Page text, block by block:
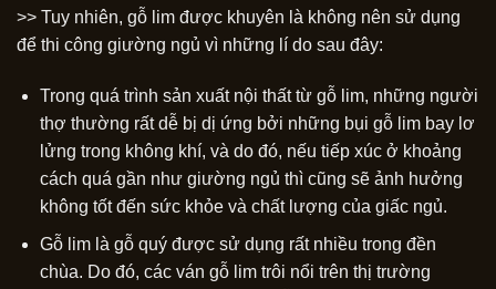
>> Tuy nhiên, gỗ lim được khuyên là không nên sử dụng
để thi công giường ngủ vì những lí do sau đây:
Trong quá trình sản xuất nội thất từ gỗ lim, những người
thợ thường rất dễ bị dị ứng bởi những bụi gỗ lim bay lơ
lửng trong không khí, và do đó, nếu tiếp xúc ở khoảng
cách quá gần như giường ngủ thì cũng sẽ ảnh hưởng
không tốt đến sức khỏe và chất lượng của giấc ngủ.
Gỗ lim là gỗ quý được sử dụng rất nhiều trong đền
chùa. Do đó, các ván gỗ lim trôi nổi trên thị trường